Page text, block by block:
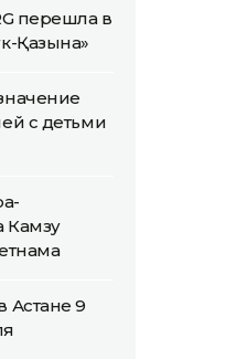
перешла в
Қазына»
с детьми
Камзу
Астане 9